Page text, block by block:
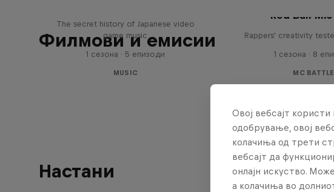
Филмови и емисии
The secret history of Japanese video
game music
1 сезона · 5 епизоди
MUSIC
Red Bull
Rappers' creativity
1 сезона · 8
MC BATTLE
Настани
Овој вебсајт
одобрување, овој
колачиња од трети
вебсајт да
онлајн искуство.
а колачиња во